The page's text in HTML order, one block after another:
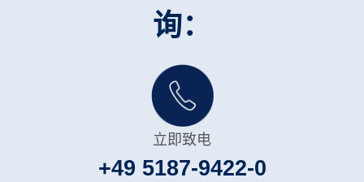
询：
立即致电
+49 5187-9422-0